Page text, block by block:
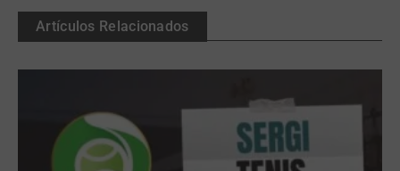
Artículos Relacionados